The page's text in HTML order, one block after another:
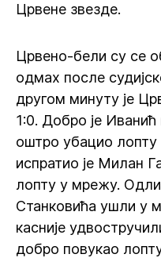
Црвене звезде.
Црвено-бели су се
одмах после
другом минуту је
1:0. Добро је
оштро убацио лопту
испратио је Милан
лопту у мрежу.
Станковића ушли у
касније
добро повукао